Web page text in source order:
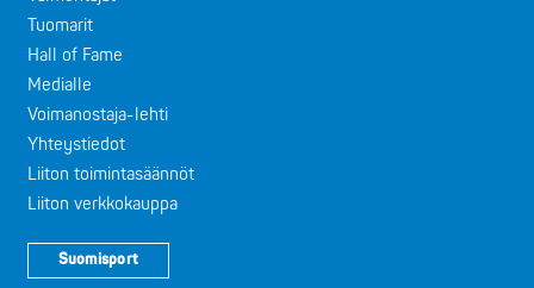
Tuomarit
Hall of Fame
Medialle
Voimanostaja-lehti
Yhteystiedot
Liiton toimintasäännöt
Liiton verkkokauppa
Suomisport